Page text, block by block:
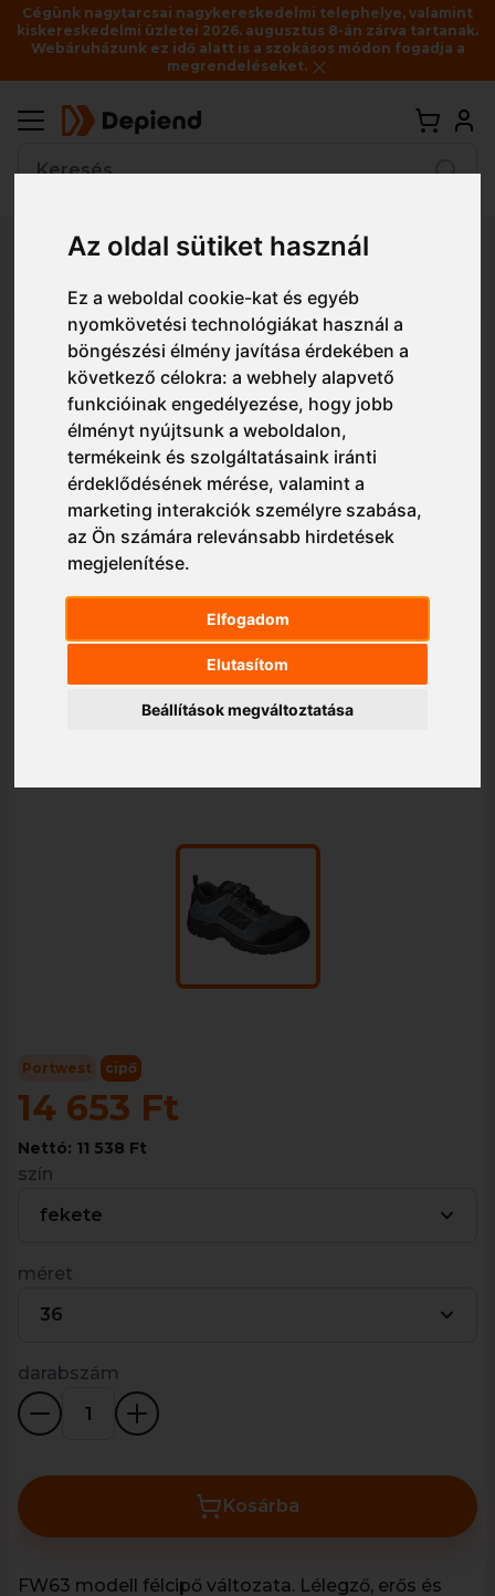
Az oldal sütiket használ
Ez a weboldal cookie-kat és egyéb
nyomkövetési technológiákat használ a
böngészési élmény javítása érdekében a
következő célokra:a webhely alapvető
funkcióinak engedélyezése, hogy jobb
élményt nyújtsunk a weboldalon,
termékeink és szolgáltatásaink iránti
érdeklődésének mérése, valamint a
marketing interakciók személyre szabása,
az Ön számára relevánsabb hirdetések
megjelenítése.
Elfogadom
Elutasítom
Beállítások megváltoztatása
Cégünk nagytarcsai nagykereskedelmi telephelye, valamint
kiskereskedelmi üzletei 2026. augusztus 8-án zárva tartanak.
Webáruházunk ez idő alatt is a szokásos módon fogadja a
megrendeléseket.
FW64 Portwest Steelite Trekker
munkavédelmi cipő S1P
Portwest cipő
14 653 Ft
Nettó: 11 538 Ft
szín
fekete
méret
36
darabszám
Kosárba
FW63 modell félcipő változata. Lélegző, erős és